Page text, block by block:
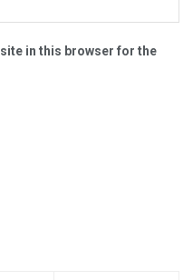
in this browser for the